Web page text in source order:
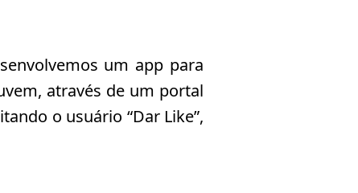
um app para
através de um portal
o usuário “Dar Like”,